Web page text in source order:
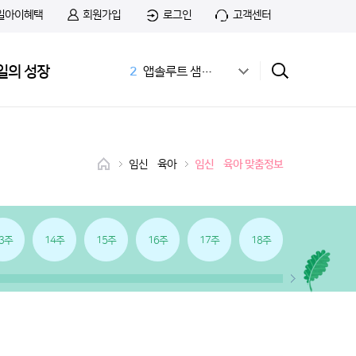
아이혜택 회원가입 로그인 고객센터
의 성장
2
앱솔루트 샘플신청
7 홀더
9 첫우유
10 166화
임신•육아 임신•육아 맞춤정보
주 14주 15주 16주 17주 18주